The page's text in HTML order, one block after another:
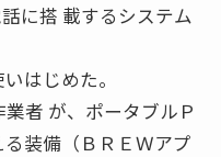
に搭 載するシステム
はじめた。
者 が、ポータブルＰ
装備（ＢＲＥＷアプ